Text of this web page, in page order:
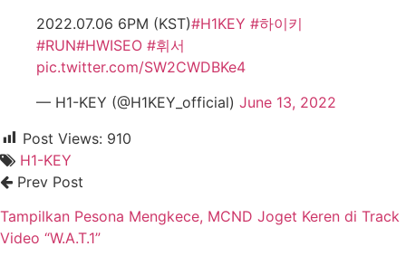
2022.07.06 6PM (KST)#H1KEY #하이키
#RUN#HWISEO #휘서
pic.twitter.com/SW2CWDBKe4
— H1-KEY (@H1KEY_official) June 13, 2022
Post Views: 910
H1-KEY
Prev Post
Tampilkan Pesona Mengkece, MCND Joget Keren di Track
Video “W.A.T.1”